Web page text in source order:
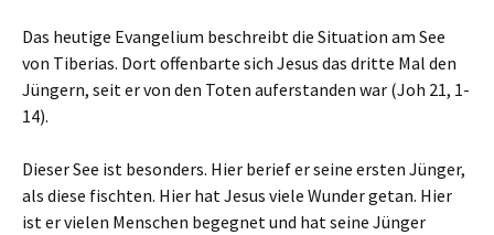
Das heutige Evangelium beschreibt die Situation am See
von Tiberias. Dort offenbarte sich Jesus das dritte Mal den
Jüngern, seit er von den Toten auferstanden war (Joh 21, 1-
14).
Dieser See ist besonders. Hier berief er seine ersten Jünger,
als diese fischten. Hier hat Jesus viele Wunder getan. Hier
ist er vielen Menschen begegnet und hat seine Jünger